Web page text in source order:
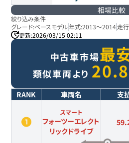
相場比較
絞り込み条件
グレード:ベースモデル年式:2013～2014走
更新:2026/03/15 02:11
中古車市場最
類似車両より 20.8
RANK 車両名 支
スマート
フォーツーエレクト
リックドライブ